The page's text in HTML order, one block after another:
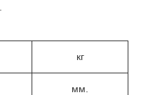
кг
мм.